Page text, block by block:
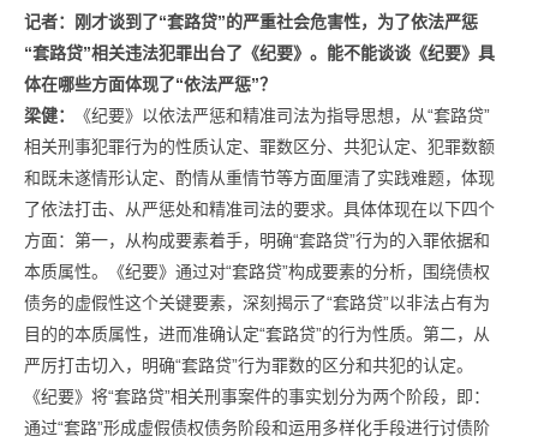
记者：
刚才谈到了“套路贷”的严重社会危害性，为了依法严惩
“套路贷”相关违法犯罪出台了《纪要》。 能不能谈谈《纪要》具
体在哪些方面体现了“依法严惩”？
梁健：
《纪要》以依法严惩和精准司法为指导思想，从“套路贷”
相关刑事犯罪行为的性质认定、罪数区分、共犯认定、犯罪数额
和既未遂情形认定、酌情从重情节等方面厘清了实践难题，体现
了依法打击、从严惩处和精准司法的要求。具体体现在以下四个
方面：第一，从构成要素着手，明确“套路贷”行为的入罪依据和
本质属性。《纪要》通过对“套路贷”构成要素的分析，围绕债权
债务的虚假性这个关键要素，深刻揭示了“套路贷”以非法占有为
目的的本质属性，进而准确认定“套路贷”的行为性质。第二，从
严厉打击切入，明确“套路贷”行为罪数的区分和共犯的认定。
《纪要》将“套路贷”相关刑事案件的事实划分为两个阶段，即：
通过“套路”形成虚假债权债务阶段和运用多样化手段进行讨债阶